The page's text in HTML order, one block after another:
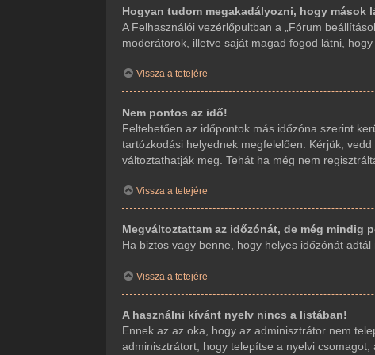
Hogyan tudom megakadályozni, hogy mások
A Felhasználói vezérlőpultban a „Fórum
moderátorok, illetve saját magad fogod látni,
Vissza a tetejére
Nem pontos az idő!
Feltehetően az időpontok más időzóna szerint
tartózkodási helyednek megfelelően. Kérjük,
változtathatják meg. Tehát ha még nem
Vissza a tetejére
Megváltoztattam az időzónát, de még mindig
Ha biztos vagy benne, hogy helyes időzónát
Vissza a tetejére
A használni kívánt nyelv nincs a listában!
Ennek az az oka, hogy az adminisztrátor nem
adminisztrátort, hogy telepítse a nyelvi